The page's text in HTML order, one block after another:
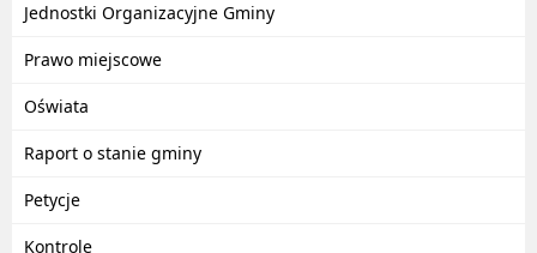
Jednostki Organizacyjne Gminy
Prawo miejscowe
Oświata
Raport o stanie gminy
Petycje
Kontrole